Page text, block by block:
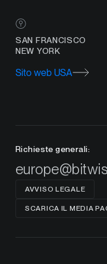
SAN FRANCISCO
NEW YORK
Sito web USA
Richieste generali:
AVVISO LEGALE
SCARICA IL MEDIA